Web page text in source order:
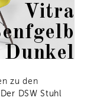
Vitra
Dunkel
zu den
DSW Stuhl